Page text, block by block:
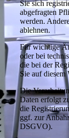
Sie sich
abgefragten
werden.
ablehnen.
Für wichtige
oder bei
die bei der
Sie auf diesem
Die
Daten erfolgt
die
ggf. zur
DSGVO).